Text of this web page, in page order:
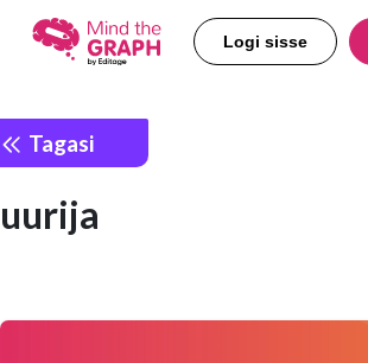
Logi sisse
Tagasi
uurija